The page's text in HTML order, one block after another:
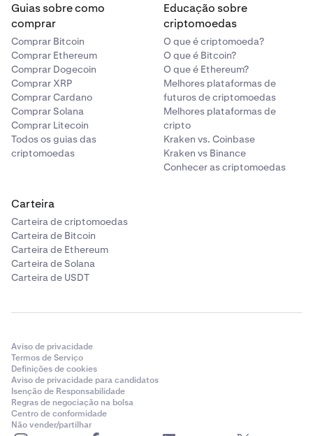
Guias sobre como
comprar
Comprar Bitcoin
Comprar Ethereum
Comprar Dogecoin
Comprar XRP
Comprar Cardano
Comprar Solana
Comprar Litecoin
Todos os guias das
criptomoedas
Educação sobre
criptomoedas
O que é criptomoeda?
O que é Bitcoin?
O que é Ethereum?
Melhores plataformas de
futuros de criptomoedas
Melhores plataformas de
cripto
Kraken vs. Coinbase
Kraken vs Binance
Conhecer as criptomoedas
Carteira
Carteira de criptomoedas
Carteira de Bitcoin
Carteira de Ethereum
Carteira de Solana
Carteira de USDT
Aviso de privacidade
Termos de Serviço
Definições de cookies
Aviso de privacidade para candidatos
Isenção de Responsabilidade
Regras de negociação na bolsa
Centro de conformidade
Não vender/partilhar